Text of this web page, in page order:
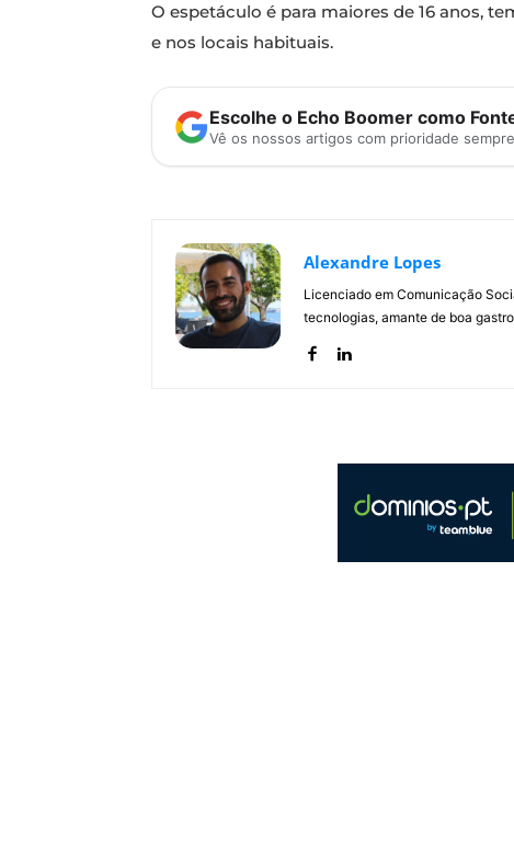
O espetáculo é para maiores de 16 anos,
e nos locais habituais.
Escolhe o Echo Boomer como
Vê os nossos artigos com prioridade
Alexandre Lopes
Licenciado em Comunicação
tecnologias, amante de boa